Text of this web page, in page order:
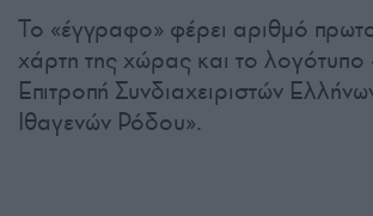
Το «έγγραφο» φέρει αριθμό
χάρτη της χώρας και το λογότυπο
Επιτροπή Συνδιαχειριστών
Ιθαγενών Ρόδου».